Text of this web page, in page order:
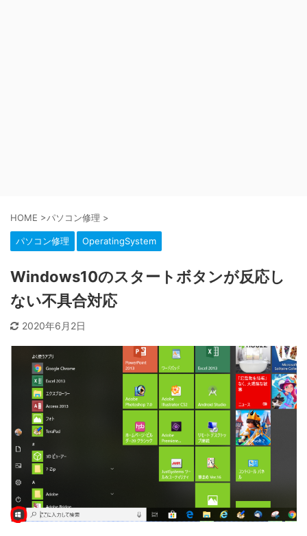
HOME >パソコン修理 >
パソコン修理 OperatingSystem
Windows10のスタートボタンが反応し
ない不具合対応
2020年6月2日